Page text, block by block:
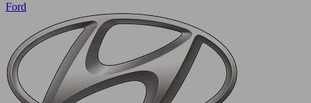
Ford